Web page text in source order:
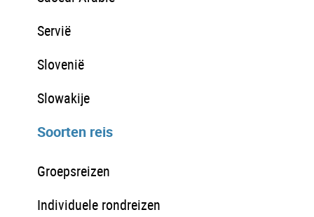
Servië
Slovenië
Slowakije
Soorten reis
Groepsreizen
Individuele rondreizen